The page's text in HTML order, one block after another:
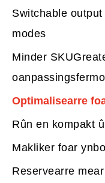
Switchable
modes
Minder
Optimalisearre
Rûn en kompakt
Makliker foar
Reservearre